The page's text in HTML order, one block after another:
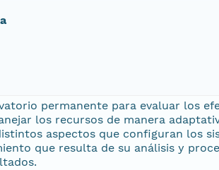
permanente para evaluar los
los recursos de manera
aspectos que configuran los
que resulta de su análisis y